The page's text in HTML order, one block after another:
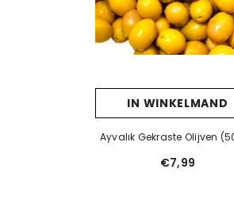
IN WINKELMAND
Ayvalık Gekraste Olijven
€7,99